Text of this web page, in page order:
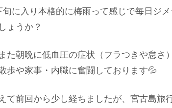
旬に入り本格的に梅雨って感じで毎日ジ
ょうか？
た朝晩に低血圧の症状（フラつきや怠さ
歩や家事・内職に奮闘しております💦
て前回から少し経ちましたが、宮古島旅